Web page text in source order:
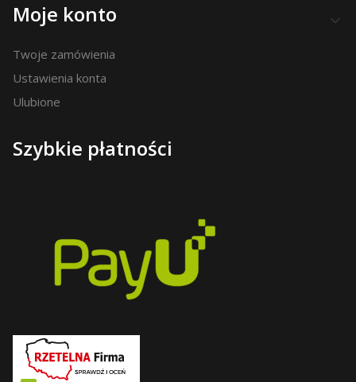
Moje konto
Twoje zamówienia
Ustawienia konta
Ulubione
Szybkie płatności